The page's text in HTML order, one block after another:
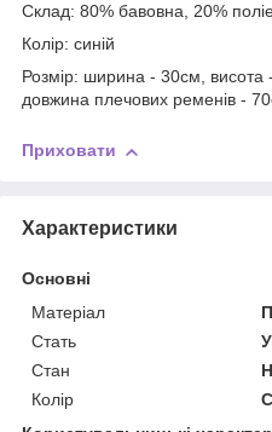
Склад: 80% бавовна, 20%
Колір: синій
Розмір: ширина - 30см,
довжина плечових ременів -
Приховати
Характеристики
Основні
Матеріал
Стать
Стан
Колір